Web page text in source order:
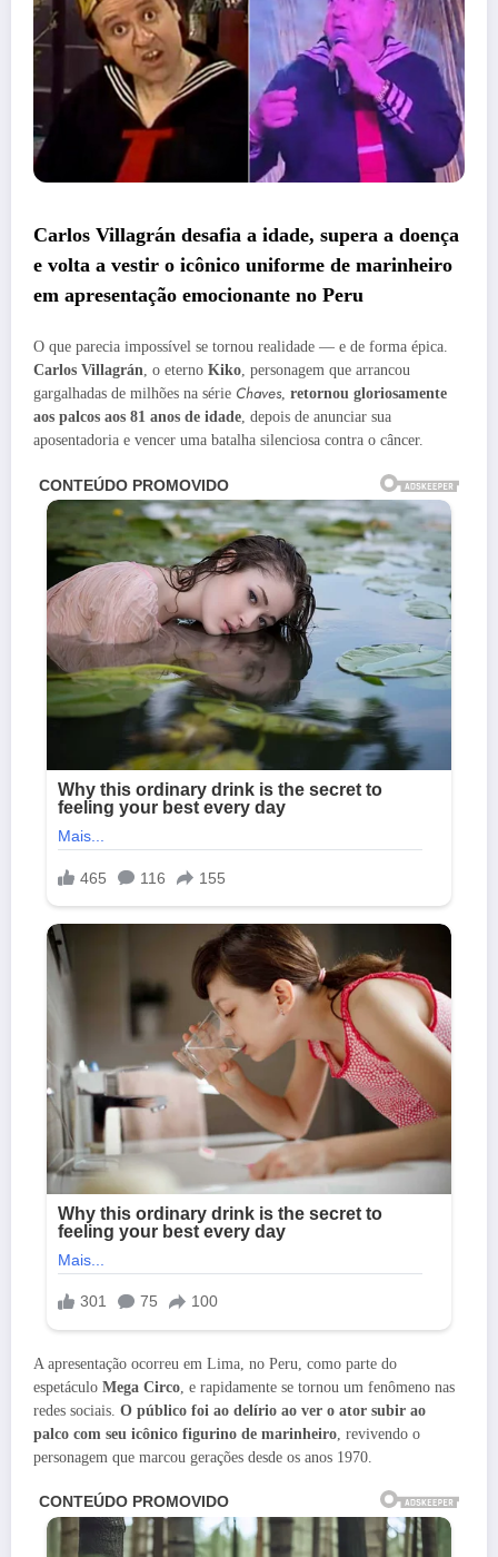
Carlos Villagrán desafia a idade, supera a doença
e volta a vestir o icônico uniforme de marinheiro
em apresentação emocionante no Peru
O que parecia impossível se tornou realidade — e de forma épica.
Carlos Villagrán, o eterno Kiko, personagem que arrancou
gargalhadas de milhões na série Chaves, retornou gloriosamente
aos palcos aos 81 anos de idade, depois de anunciar sua
aposentadoria e vencer uma batalha silenciosa contra o câncer.
A apresentação ocorreu em Lima, no Peru, como parte do
espetáculo Mega Circo , e rapidamente se tornou um fenômeno nas
redes sociais. O público foi ao delírio ao ver o ator subir ao
palco com seu icônico figurino de marinheiro , revivendo o
personagem que marcou gerações desde os anos 1970.